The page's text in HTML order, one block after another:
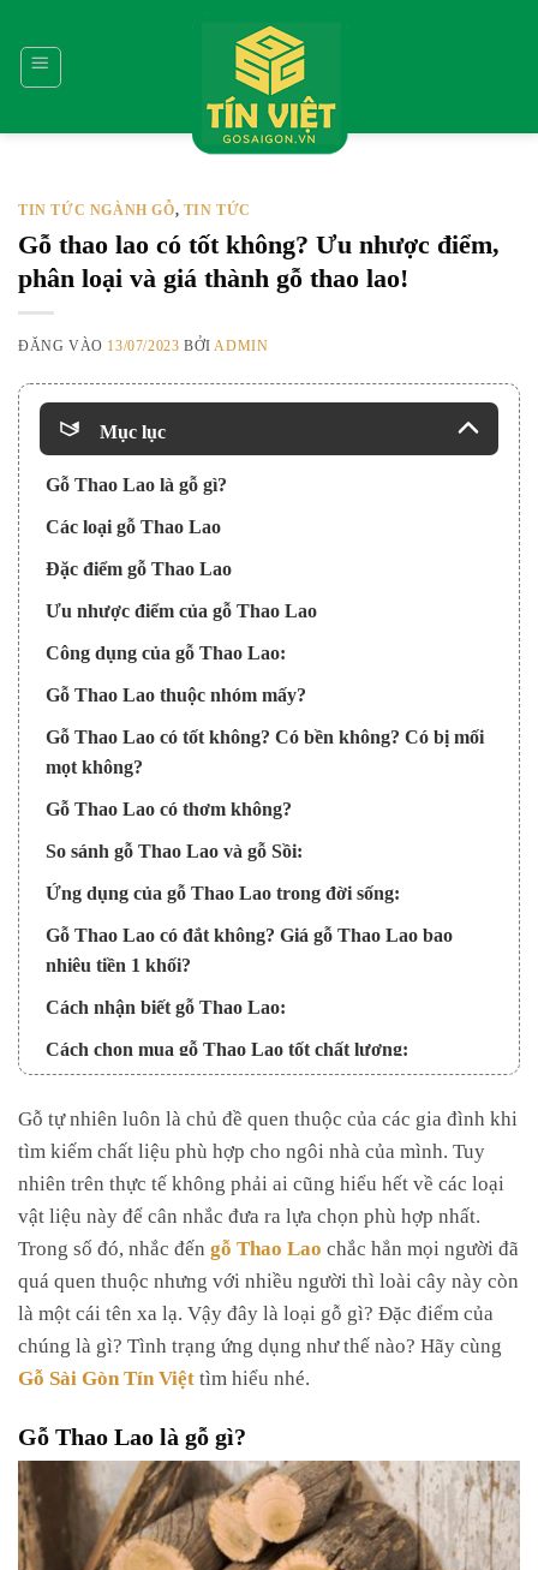
qua
nội
TIN TỨC NGÀNH GỖ, TIN TỨC
Gỗ thao lao có tốt không? Ưu nhược điểm,
phân loại và giá thành gỗ thao lao!
ĐĂNG VÀO 13/07/2023 BỞI ADMIN
Mục lục
Gỗ Thao Lao là gỗ gì?
Các loại gỗ Thao Lao
Đặc điểm gỗ Thao Lao
Ưu nhược điểm của gỗ Thao Lao
Công dụng của gỗ Thao Lao:
Gỗ Thao Lao thuộc nhóm mấy?
Gỗ Thao Lao có tốt không? Có bền không? Có bị mối
mọt không?
Gỗ Thao Lao có thơm không?
So sánh gỗ Thao Lao và gỗ Sồi:
Ứng dụng của gỗ Thao Lao trong đời sống:
Gỗ Thao Lao có đắt không? Giá gỗ Thao Lao bao
nhiêu tiền 1 khối?
Cách nhận biết gỗ Thao Lao:
Cách chọn mua gỗ Thao Lao tốt chất lượng:
Gỗ tự nhiên luôn là chủ đề quen thuộc của các gia đình khi
tìm kiếm chất liệu phù hợp cho ngôi nhà của mình. Tuy
nhiên trên thực tế không phải ai cũng hiểu hết về các loại
vật liệu này để cân nhắc đưa ra lựa chọn phù hợp nhất.
Trong số đó, nhắc đến gỗ Thao Lao chắc hẳn mọi người đã
quá quen thuộc nhưng với nhiều người thì loài cây này còn
là một cái tên xa lạ. Vậy đây là loại gỗ gì? Đặc điểm của
chúng là gì? Tình trạng ứng dụng như thế nào? Hãy cùng
Gỗ Sài Gòn Tín Việt tìm hiểu nhé.
Gỗ Thao Lao là gỗ gì?